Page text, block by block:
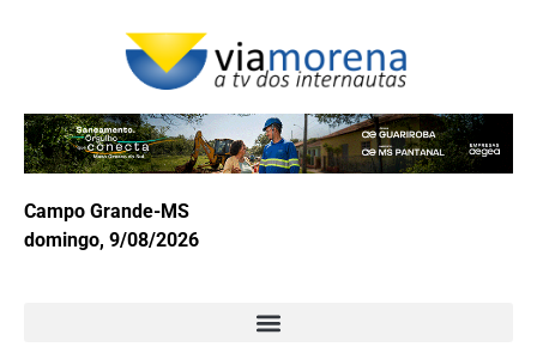
Campo Grande-MS
domingo, 9/08/2026